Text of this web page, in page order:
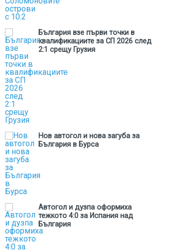
България взе първи точки в
квалификациите за СП 2026 след
2:1 срещу Грузия
Нов автогол и нова загуба за
България в Бурса
Автогол и дузпа оформиха
тежкото 4:0 за Испания над
България